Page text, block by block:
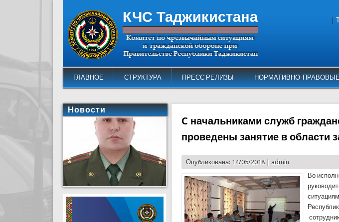
КЧС Таджикистана
ГЛАВНОЕ СТРУКТУРА ПРЕСС РЕЛИЗЫ НОРМАТИВНО-
C начальниками служб
проведены занятие в области
Опубликована: 14/05/2018 | admin
Во
Новости